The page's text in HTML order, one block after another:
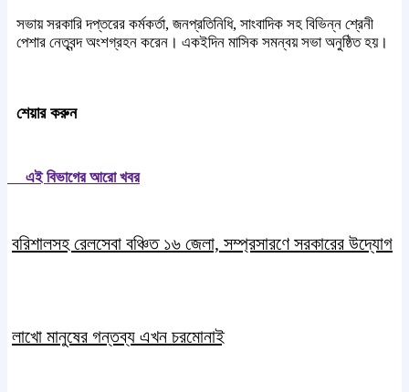
সভায় সরকারি দপ্তরের কর্মকর্তা, জনপ্রতিনিধি, সাংবাদিক সহ বিভিন্ন শ্রেনী
পেশার নেতৃবন্দ অংশগ্রহন করেন। একইদিন মাসিক সমন্বয় সভা অনুষ্ঠিত হয়।
শেয়ার করুন
এই বিভাগের আরো খবর
বরিশালসহ রেলসেবা বঞ্চিত ১৬ জেলা, সম্প্রসারণে সরকারের উদ্যোগ
লাখো মানুষের গন্তব্য এখন চরমোনাই